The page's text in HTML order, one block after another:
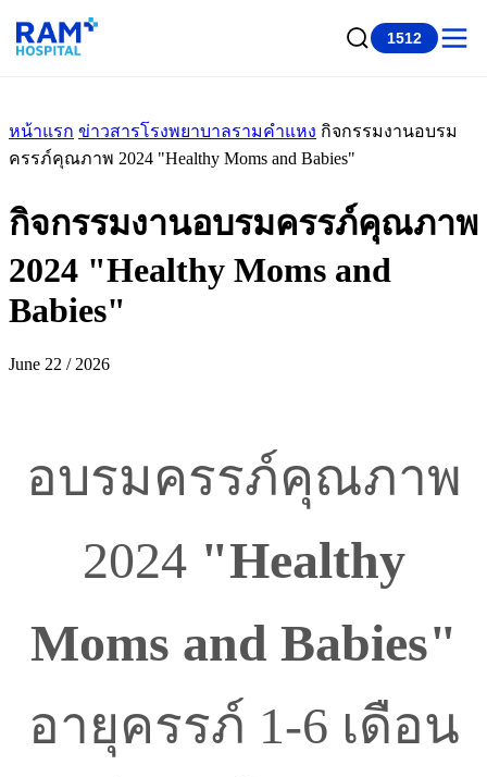
1512
หน้าแรก ข่าวสารโรงพยาบาลรามคำแหง กิจกรรมงานอบรม
ครรภ์คุณภาพ 2024 "Healthy Moms and Babies"
กิจกรรมงานอบรมครรภ์คุณภาพ
2024 "Healthy Moms and
Babies"
June 22 / 2026
อบรมครรภ์คุณภาพ
2024 "Healthy
Moms and Babies"
อายุครรภ์ 1-6 เดือน